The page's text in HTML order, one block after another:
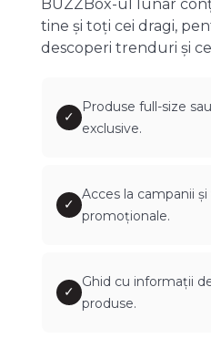
BUZZBox-ul lunar
tine și toți cei dragi,
descoperi trenduri și
✓
Produse full-size
exclusive.
✓
Acces la campanii
promoționale.
✓
Ghid cu informații
produse.